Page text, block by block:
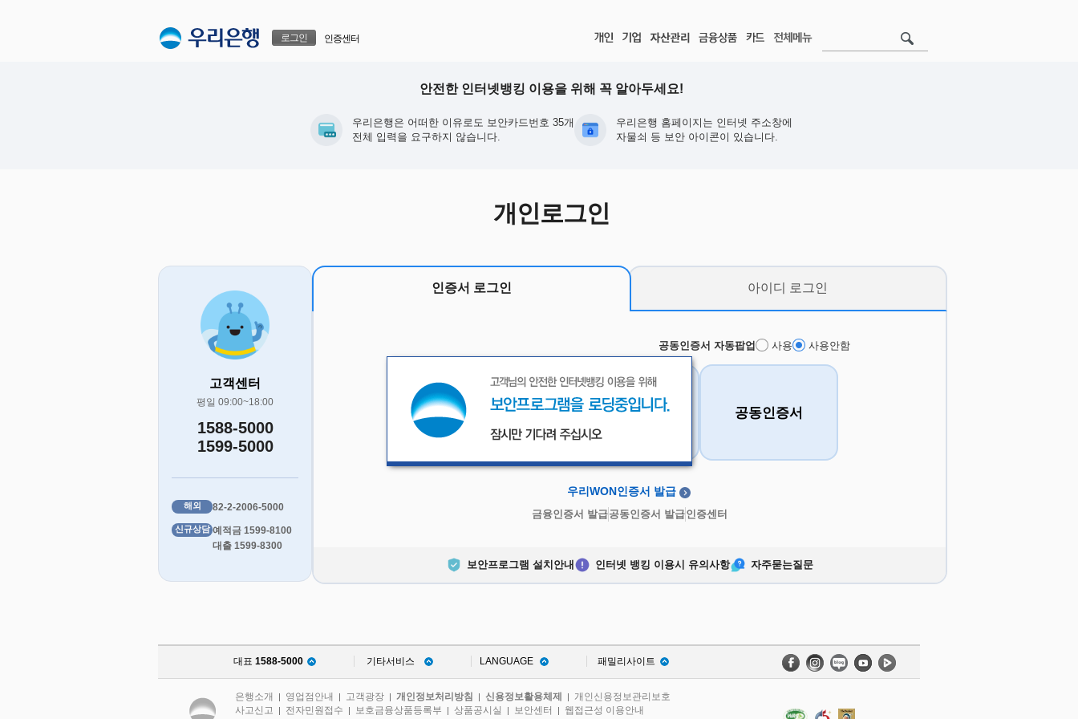
로그인 인증센터
안전한 인터넷뱅킹 이용을 위해 꼭 알아두세요!
우리은행은 어떠한 이유로도 보안카드번호 35개
전체 입력을 요구하지 않습니다.
우리은행 홈페이지는 인터넷 주소창에
자물쇠 등 보안 아이콘이 있습니다.
개인로그인
고객센터
평일 09:00~18:00
1588-5000
1599-5000
해외 82-2-2006-5000
신규상담 예적금 1599-8100
대출 1599-8300
인증서 로그인
공동인증서 자동팝업 사용 사용안함
우리WON인증서 금융인증서 공동인증서
우리WON인증서 발급
금융인증서 발급공동인증서 발급인증센터
아이디 로그인
보안프로그램 설치안내 인터넷 뱅킹 이용시 유의사항 자주묻는질문
대표 1588-5000 기타서비스 LANGUAGE 패밀리사이트
은행소개 | 영업점안내 | 고객광장 | 개인정보처리방침 | 신용정보활용체제 | 개인신용정보관리보호
사고신고 | 전자민원접수 | 보호금융상품등록부 | 상품공시실 | 보안센터 | 웹접근성 이용안내